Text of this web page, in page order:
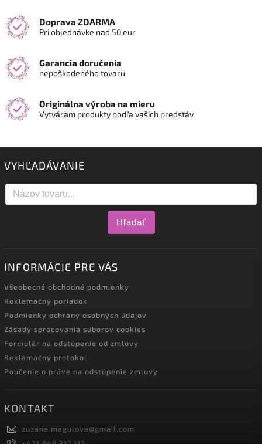
Doprava ZDARMA
Pri objednávke nad 50 eur
Garancia doručenia
nepoškodeného tovaru
Originálna výroba na mieru
Vytváram produkty podľa vašich predstáv
VYHĽADÁVANIE
Hľadať
INFORMÁCIE PRE VÁS
Všeobecné obchodné podmienky
Reklamačný poriadok
Podmienky ochrany osobných údajov
Zásady spracovania súborov cookies
Formulár na odstúpenie od zmluvy
Reklamačný protokol
Poučenie o práve na odstúpenie zmluvy
KONTAKT
zuzana.magulova@gmail.com